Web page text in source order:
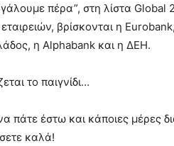
πέρα”, στη λίστα Global
βρίσκονται η
η Alphabank και η ΔΕΗ.
το παιγνίδι…
πάτε έστω και κάποιες μέρες
καλά!